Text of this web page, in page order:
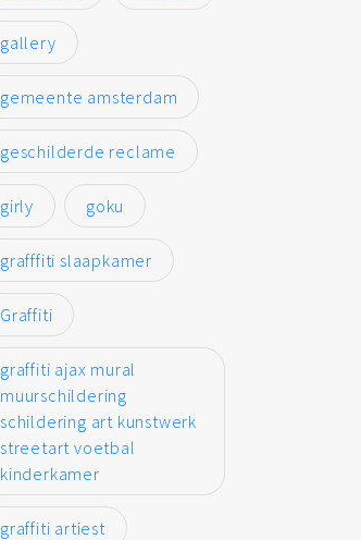
gallery
gemeente amsterdam
geschilderde reclame
girly goku
grafffiti slaapkamer
Graffiti
graffiti ajax mural
muurschildering
schildering art kunstwerk
streetart voetbal
kinderkamer
graffiti artiest